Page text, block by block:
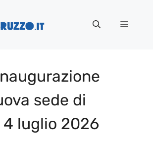
Menu
sede di
4 luglio 2026